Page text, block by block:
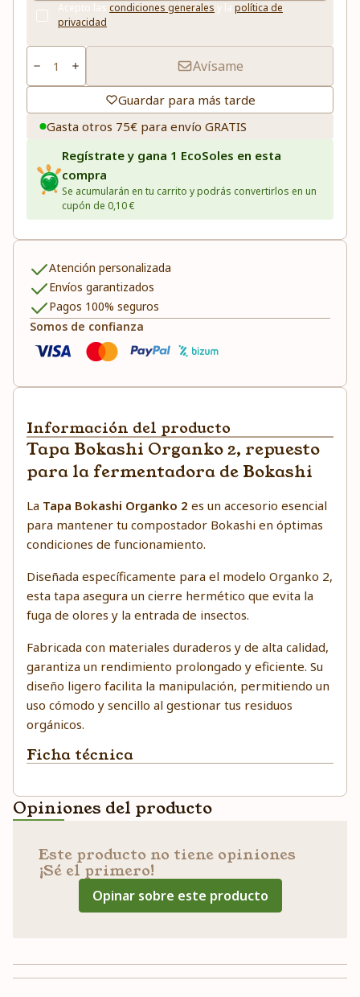
Acepto las condiciones generales y la política de
privacidad
Avísame
Guardar para más tarde
Gasta otros 75€ para envío GRATIS
Regístrate y gana 1 EcoSoles en esta
compra
Se acumularán en tu carrito y podrás convertirlos en un
cupón de 0,10 €
Atención personalizada
Envíos garantizados
Pagos 100% seguros
Somos de confianza
Información del producto
Tapa Bokashi Organko 2, repuesto
para la fermentadora de Bokashi
La Tapa Bokashi Organko 2 es un accesorio esencial
para mantener tu compostador Bokashi en óptimas
condiciones de funcionamiento.
Diseñada específicamente para el modelo Organko 2,
esta tapa asegura un cierre hermético que evita la
fuga de olores y la entrada de insectos.
Fabricada con materiales duraderos y de alta calidad,
garantiza un rendimiento prolongado y eficiente. Su
diseño ligero facilita la manipulación, permitiendo un
uso cómodo y sencillo al gestionar tus residuos
orgánicos.
Ficha técnica
Opiniones del producto
Este producto no tiene opiniones
¡Sé el primero!
Opinar sobre este producto